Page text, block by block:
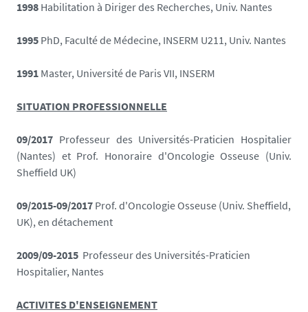
1998 Habilitation à Diriger des Recherches, Univ. Nantes
1995 PhD, Faculté de Médecine, INSERM U211, Univ. Nantes
1991 Master, Université de Paris VII, INSERM
SITUATION PROFESSIONNELLE
09/2017 Professeur des Universités-Praticien Hospitalier
(Nantes) et Prof. Honoraire d'Oncologie Osseuse (Univ.
Sheffield UK)
09/2015-09/2017 Prof. d'Oncologie Osseuse (Univ. Sheffield,
UK), en détachement
2009/09-2015 Professeur des Universités-Praticien
Hospitalier, Nantes
ACTIVITES D'ENSEIGNEMENT